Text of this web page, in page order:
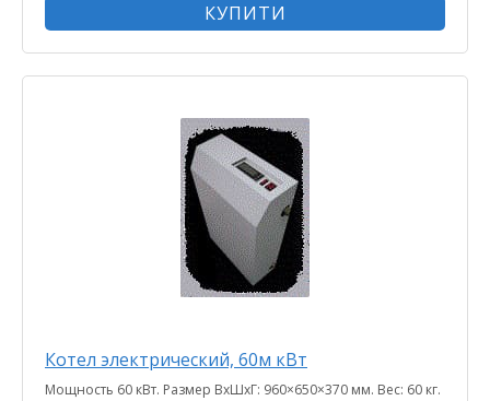
КУПИТИ
Котел электрический, 60м кВт
Мощность 60 кВт. Размер ВхШхГ: 960×650×370 мм. Вес: 60 кг.